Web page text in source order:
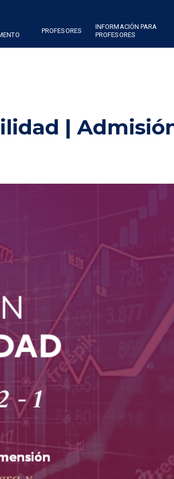
PROFESORES
INFORMACIÓN PARA
PROFESORES
|